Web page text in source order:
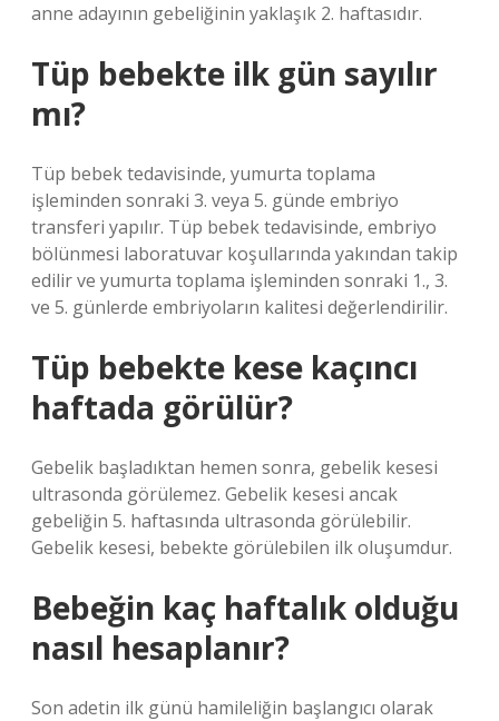
anne adayının gebeliğinin yaklaşık 2. haftasıdır.
Tüp bebekte ilk gün sayılır
mı?
Tüp bebek tedavisinde, yumurta toplama
işleminden sonraki 3. veya 5. günde embriyo
transferi yapılır. Tüp bebek tedavisinde, embriyo
bölünmesi laboratuvar koşullarında yakından takip
edilir ve yumurta toplama işleminden sonraki 1., 3.
ve 5. günlerde embriyoların kalitesi değerlendirilir.
Tüp bebekte kese kaçıncı
haftada görülür?
Gebelik başladıktan hemen sonra, gebelik kesesi
ultrasonda görülemez. Gebelik kesesi ancak
gebeliğin 5. haftasında ultrasonda görülebilir.
Gebelik kesesi, bebekte görülebilen ilk oluşumdur.
Bebeğin kaç haftalık olduğu
nasıl hesaplanır?
Son adetin ilk günü hamileliğin başlangıcı olarak